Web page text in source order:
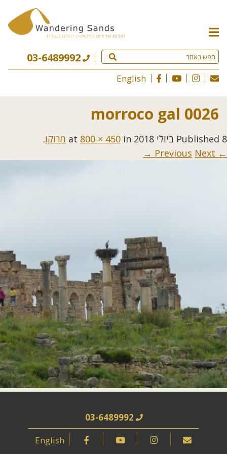
תפריט
האתר
03-6489992
English
morroco gal 0026
Published 8 ביולי 2018 800 × 450 in מרוקו.
← Previous
Next →
03-6489992
English